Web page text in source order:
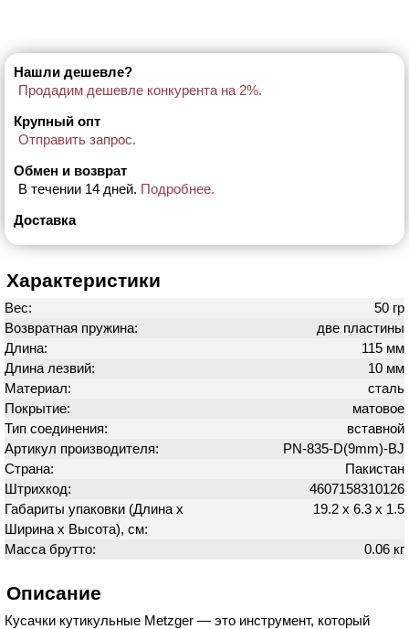
Нашли дешевле?
Продадим дешевле конкурента на 2%.
Крупный опт
Отправить запрос.
Обмен и возврат
В течении 14 дней. Подробнее.
Доставка
Характеристики
Вес:
50 гр
Возвратная пружина:
две пластины
Длина:
115 мм
Длина лезвий:
10 мм
Материал:
сталь
Покрытие:
матовое
Тип соединения:
вставной
Артикул производителя:
PN-835-D(9mm)-BJ
Страна:
Пакистан
Штрихкод:
4607158310126
Габариты упаковки (Длина х
Ширина х Высота), см:
19.2 х 6.3 х 1.5
Масса брутто: 0.06 кг
Описание
Кусачки кутикульные Metzger — это инструмент, который